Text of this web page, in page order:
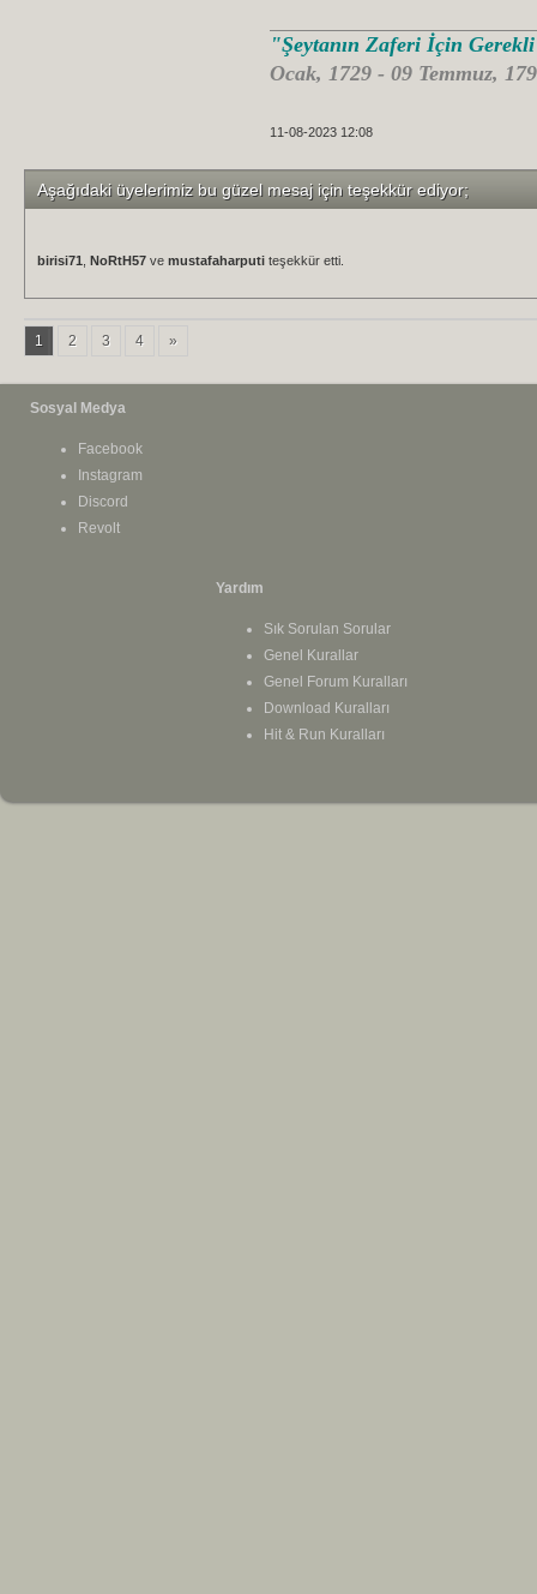
"Şeytanın Zaferi İçin
Ocak, 1729 - 09 Temmuz,
11-08-2023 12:08
Aşağıdaki üyelerimiz bu güzel mesaj için teşekkür ediyor;
birisi71 NoRtH57 ve mustafaharputi teşekkür etti.
1 2 3 4 »
Sosyal Medya
Facebook
Instagram
Discord
Revolt
Yardım
Sık Sorulan Sorular
Genel Kurallar
Genel Forum Kuralları
Download Kuralları
Hit & Run Kuralları